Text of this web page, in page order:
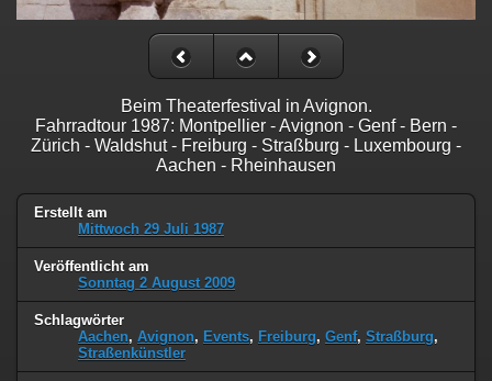
Beim Theaterfestival in Avignon.
Fahrradtour 1987: Montpellier - Avignon - Genf - Bern -
Zürich - Waldshut - Freiburg - Straßburg - Luxembourg -
Aachen - Rheinhausen
Erstellt am
Mittwoch 29 Juli 1987
Veröffentlicht am
Sonntag 2 August 2009
Schlagwörter
Aachen, Avignon, Events, Freiburg, Genf, Straßburg,
Straßenkünstler